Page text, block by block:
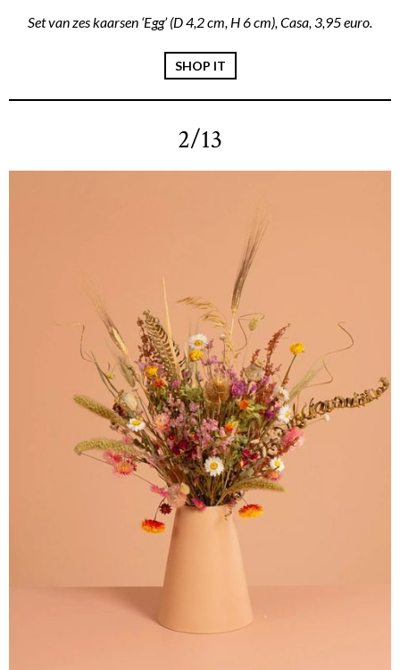
Set van zes kaarsen ‘Egg’ (D 4,2 cm, H 6 cm), Casa, 3,95 euro.
SHOP IT
2/13